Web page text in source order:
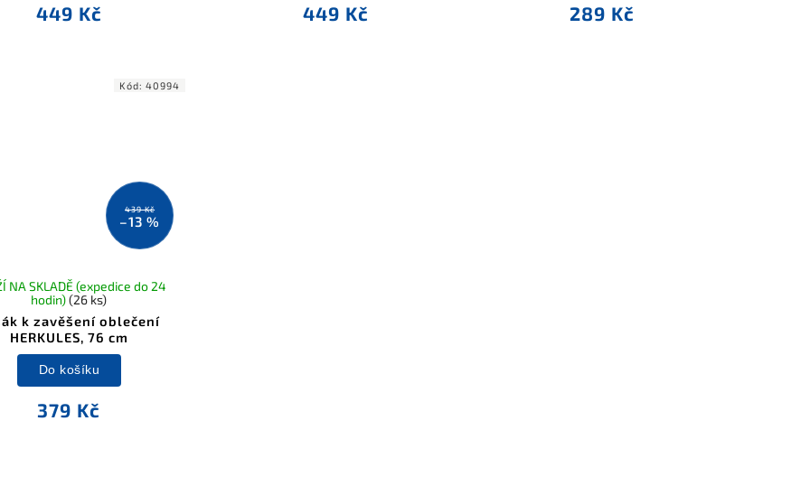
449 Kč 449 Kč 289 Kč
439 Kč
–13 %
k zavěšení oblečení
HERKULES, 76 cm
NA SKLADĚ (expedice do 24
hodin)(26 ks)
379 Kč
Do košíku
Kód:40994